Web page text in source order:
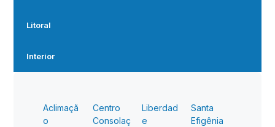
Litoral
Interior
Aclimaçã
o
Centro
Consolaç
Liberdad
e
Santa
Efigênia